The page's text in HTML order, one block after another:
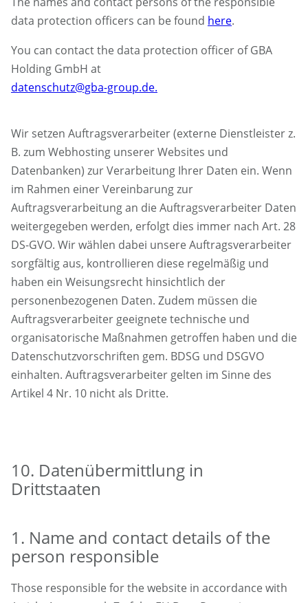
data protection officers can be found here.
You can contact the data protection officer of GBA
Holding GmbH at
datenschutz@gba-group.de.
Wir setzen Auftragsverarbeiter (externe Dienstleister z.
B. zum Webhosting unserer Websites und
Datenbanken) zur Verarbeitung Ihrer Daten ein. Wenn
im Rahmen einer Vereinbarung zur
Auftragsverarbeitung an die Auftragsverarbeiter Daten
weitergegeben werden, erfolgt dies immer nach Art. 28
DS-GVO. Wir wählen dabei unsere Auftragsverarbeiter
sorgfältig aus, kontrollieren diese regelmäßig und
haben ein Weisungsrecht hinsichtlich der
personenbezogenen Daten. Zudem müssen die
Auftragsverarbeiter geeignete technische und
organisatorische Maßnahmen getroffen haben und die
Datenschutzvorschriften gem. BDSG und DSGVO
einhalten. Auftragsverarbeiter gelten im Sinne des
Artikel 4 Nr. 10 nicht als Dritte.
10. Datenübermittlung in
Drittstaaten
1. Name and contact details of the
person responsible
Those responsible for the website in accordance with